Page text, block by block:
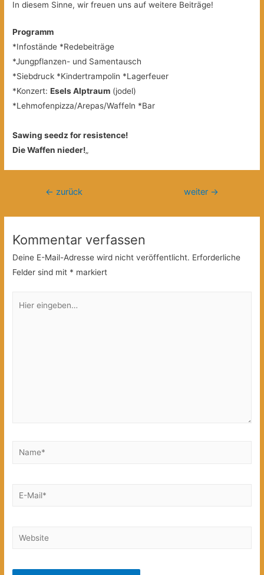
In diesem Sinne, wir freuen uns auf weitere Beiträge!
Programm
*Infostände *Redebeiträge
*Jungpflanzen- und Samentausch
*Siebdruck *Kindertrampolin *Lagerfeuer
*Konzert:Esels Alptraum (jodel)
*Lehmofenpizza/Arepas/Waffeln *Bar
Sawing seedz for resistence!
Die Waffen nieder!„
Beitragsnavigation
← zurück weiter →
Kommentar verfassen
Deine E-Mail-Adresse wird nicht veröffentlicht. Erforderliche
Felder sind mit * markiert
eingeben…
Name*
E-
Website